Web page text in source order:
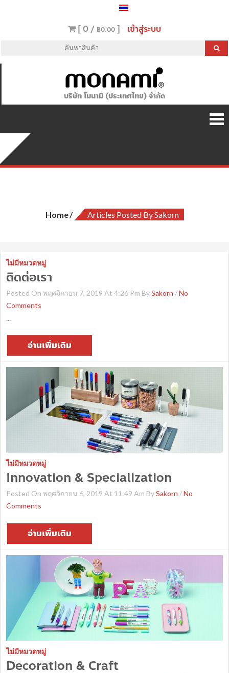
[ 0 / ฿0.00 ] เข้าสู่ระบบ
บริษัท โมนามิ (ประเทศไทย) จำกัด
Home Articles Posted By Sakorn
ไม่มีหมวดหมู่
ติดต่อเรา
Posted On พฤศจิกายน 7, 2019 At 4:26 Pm BySakorn /No
Comments
...
อ่านเพิ่มเติม
ไม่มีหมวดหมู่
Innovation & Specialization
Posted On พฤศจิกายน 6, 2019 At 11:49 Am BySakorn /No
Comments
อ่านเพิ่มเติม
ไม่มีหมวดหมู่
Decoration & Craft